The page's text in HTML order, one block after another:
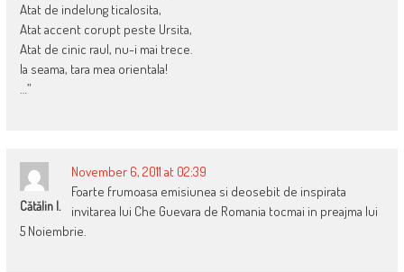
Atat de indelung ticalosita,
Atat accent corupt peste Ursita,
Atat de cinic raul, nu-i mai trece.
Ia seama, tara mea orientala!
…”
Cătălin I.
November 6, 2011 at 02:39
Foarte frumoasa emisiunea si deosebit de inspirata
invitarea lui Che Guevara de Romania tocmai in preajma lui
5 Noiembrie.